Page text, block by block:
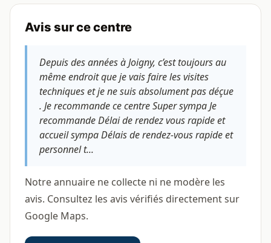
Avis sur ce centre
Depuis des années à Joigny, c’est toujours au
même endroit que je vais faire les visites
techniques et je ne suis absolument pas déçue
. Je recommande ce centre Super sympa Je
recommande Délai de rendez vous rapide et
accueil sympa Délais de rendez-vous rapide et
personnel t...
Notre annuaire ne collecte ni ne modère les
avis. Consultez les avis vérifiés directement sur
Google Maps.